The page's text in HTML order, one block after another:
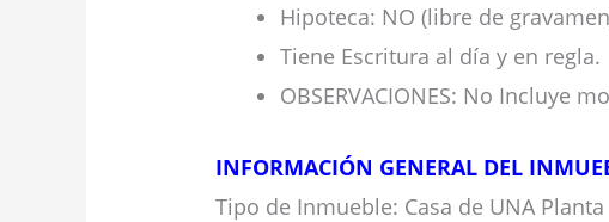
Hipoteca: NO (libre de
Tiene Escritura al día y en regla.
OBSERVACIONES: No Incluye
INFORMACIÓN GENERAL DEL
Tipo de Inmueble: Casa de UNA Planta